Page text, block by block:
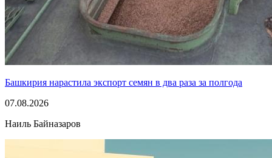
Башкирия нарастила экспорт семян в два раза за полгода
07.08.2026
Наиль Байназаров